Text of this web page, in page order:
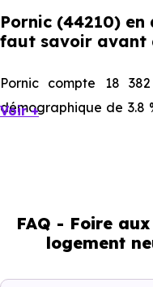
Pornic (44210)
faut savoir avant
Pornic compte 18
démographique de 3.8
démographique qui
demande locative
plus recherchées.
Voir +
FAQ - Foire
logement